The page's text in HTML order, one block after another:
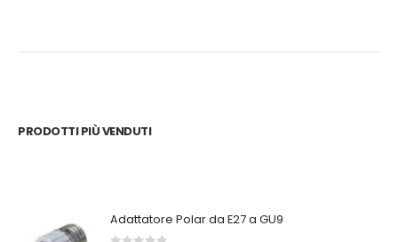
PRODOTTI PIÙ VENDUTI
Adattatore Polar da E27 a GU9